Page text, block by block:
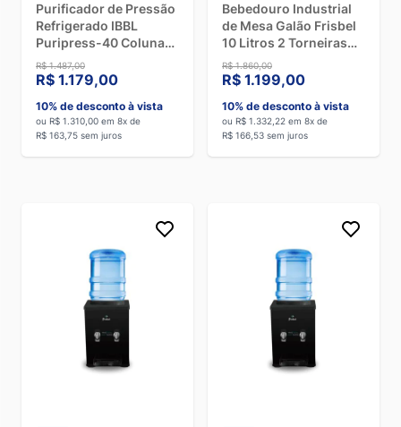
Purificador de Pressão
Refrigerado IBBL
Puripress-40 Coluna
Inox - 110V
R$ 1.487,00
R$ 1.179,00
10% de desconto à vista
ou R$ 1.310,00 em 8x de
R$ 163,75 sem juros
Bebedouro Industrial
de Mesa Galão Frisbel
10 Litros 2 Torneiras
Geladas Inox Escovado
- 220V
R$ 1.860,00
R$ 1.199,00
10% de desconto à vista
ou R$ 1.332,22 em 8x de
R$ 166,53 sem juros